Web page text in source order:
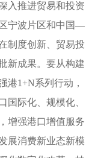
入推进贸易和投资
宁波片区和中国—
制度创新、贸易投
新成果。要从构建
港1+N系列行动，
国际化、规模化、
增强港口增值服务
展消费新业态新模